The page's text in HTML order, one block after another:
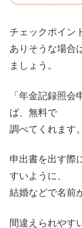
チェックポイン
ありそうな場合
ましょう。
「年金記録照
ば、無料で
調べてくれます。
申出書を出す際
すいように、
結婚などで名前
間違えられやす